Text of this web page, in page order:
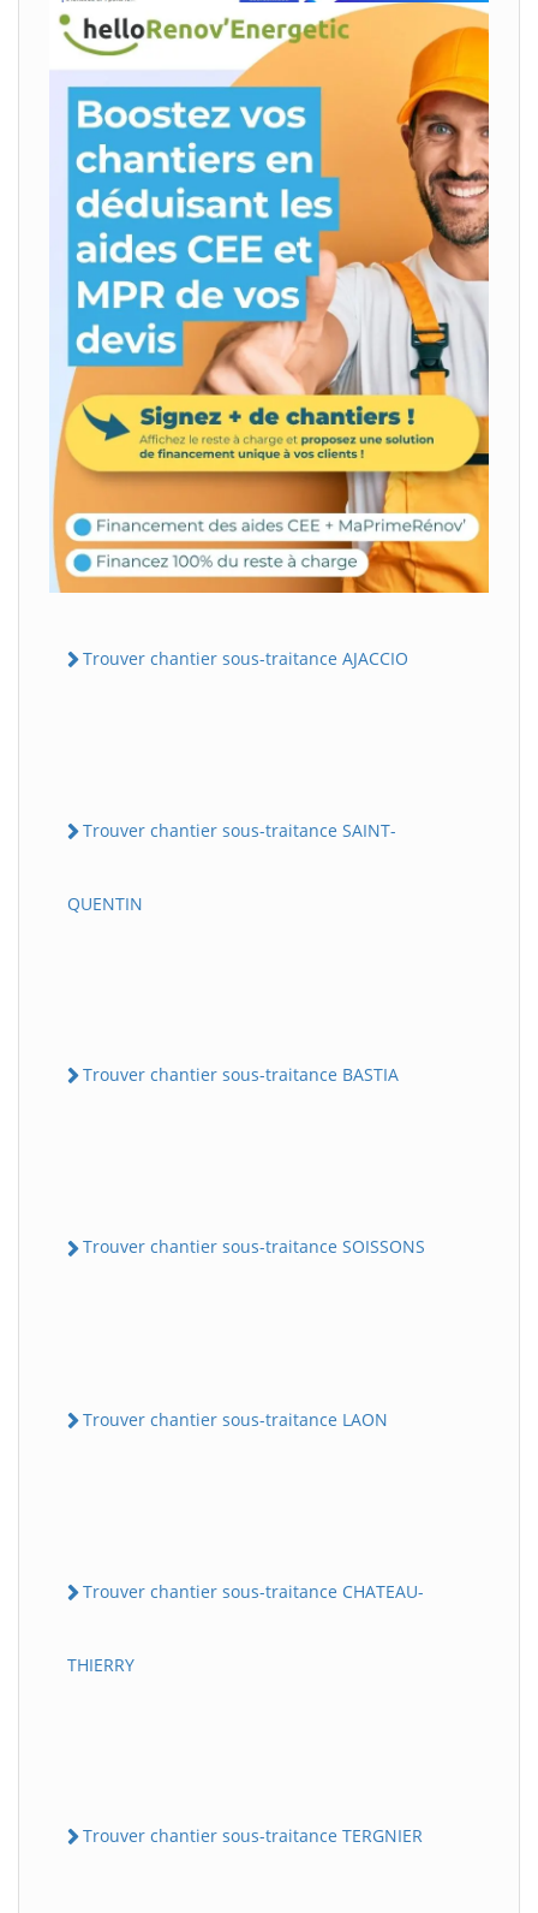
Trouver chantier sous-traitance AJACCIO
Trouver chantier sous-traitance SAINT-
QUENTIN
Trouver chantier sous-traitance BASTIA
Trouver chantier sous-traitance SOISSONS
Trouver chantier sous-traitance LAON
Trouver chantier sous-traitance CHATEAU-
THIERRY
Trouver chantier sous-traitance TERGNIER